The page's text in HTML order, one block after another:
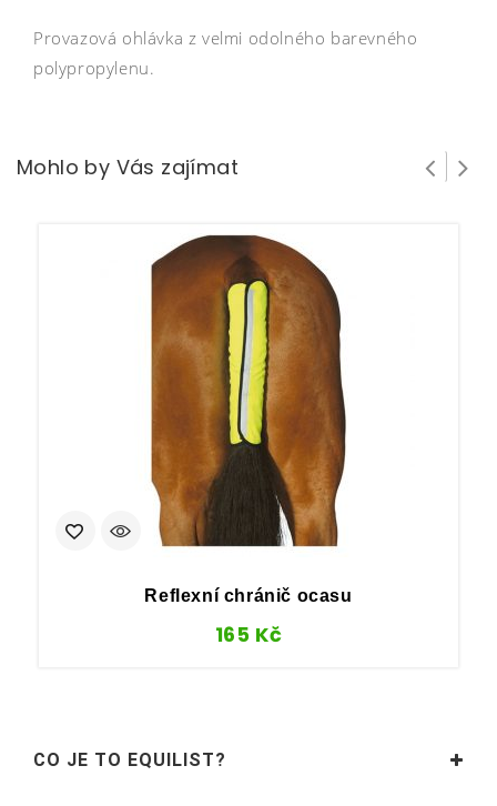
Provazová ohlávka z velmi odolného barevného
polypropylenu.
Mohlo by Vás zajímat
Reflexní chránič ocasu
165 Kč
CO JE TO EQUILIST?